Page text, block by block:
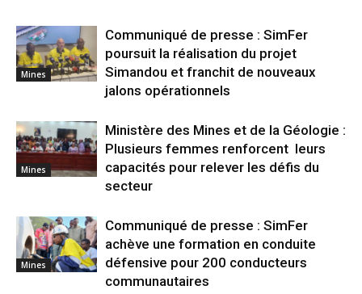
Mines
Communiqué de presse : SimFer
poursuit la réalisation du projet
Simandou et franchit de nouveaux
jalons opérationnels
Mines
Ministère des Mines et de la Géologie :
Plusieurs femmes renforcent leurs
capacités pour relever les défis du
secteur
Mines
Communiqué de presse : SimFer
achève une formation en conduite
défensive pour 200 conducteurs
communautaires